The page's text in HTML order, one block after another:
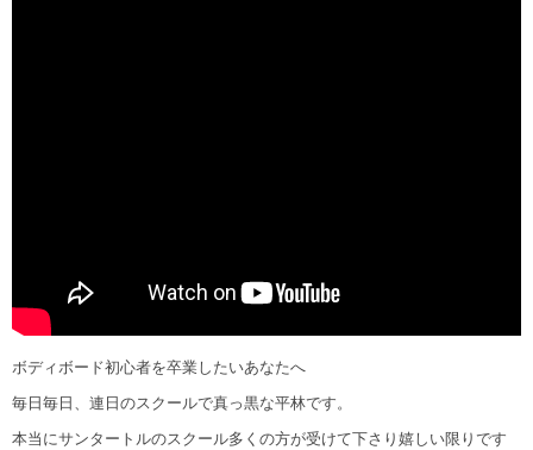
ボディボード初心者を卒業したいあなたへ
毎日毎日、連日のスクールで真っ黒な平林です。
本当にサンタートルのスクール多くの方が受けて下さり嬉しい限りです